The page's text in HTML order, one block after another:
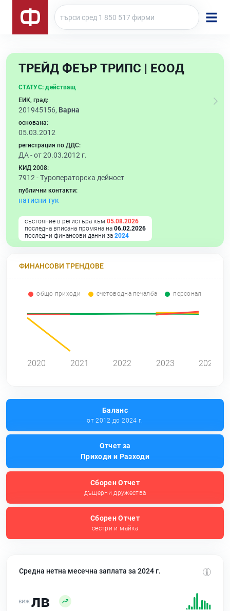
ТРЕЙД ФЕЪР ТРИПС | ЕООД
СТАТУС: действащ
ЕИК, град:
201945156, Варна
основана:
05.03.2012
регистрация по ДДС:
ДА - от 20.03.2012 г.
КИД 2008:
7912 -Туроператорска дейност
публични контакти:
натисни тук
състояние в регистъра към 05.08.2026
последна вписана промяна на 06.02.2026
последни финансови данни за 2024
ФИНАНСОВИ ТРЕНДОВЕ
общо приходи счетоводна печалба персонал
2020 2021 2022 2023 2024
Баланс
от 2012 до 2024 г.
Отчет за
Приходи и Разходи
Сборен Отчет
дъщерни дружества
Сборен Отчет
сестри и майка
Средна нетна месечна заплата за 2024 г.
лв